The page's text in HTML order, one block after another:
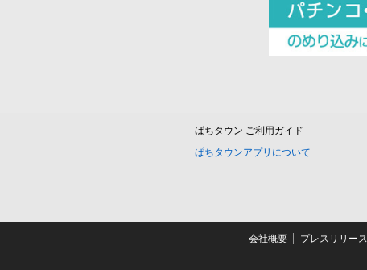
ぱちタウン ご利用ガイド
ぱちタウンアプリについて
会社概要 プレスリリース